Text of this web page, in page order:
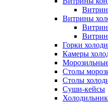
Витрины
Горки
Камеры
Столы
Столы
Суши-кейсы